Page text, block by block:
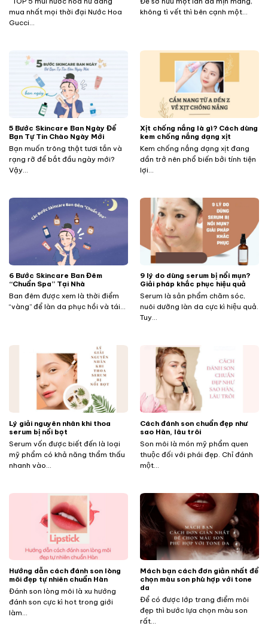
mua nhất mọi thời đại Nước Hoa
Gucci...
không tì vết thì bên cạnh một...
5 Bước Skincare Ban Ngày Để
Bạn Tự Tin Chào Ngày Mới
Bạn muốn trông thật tươi tắn và
rạng rỡ để bắt đầu ngày mới?
Vậy...
Xịt chống nắng là gì? Cách dùng
kem chống nắng dạng xịt
Kem chống nắng dạng xịt đang
dần trở nên phổ biến bởi tính tiện
lợi...
​​​​​​6 Bước Skincare Ban Đêm
“Chuẩn Spa” Tại Nhà
Ban đêm được xem là thời điểm
“vàng” để làn da phục hồi và tái...
9 lý do dùng serum bị nổi mụn?
Giải pháp khắc phục hiệu quả
Serum là sản phẩm chăm sóc,
nuôi dưỡng làn da cực kì hiệu quả.
Tuy...
Lý giải nguyên nhân khi thoa
serum bị nổi bọt
Serum vốn được biết đến là loại
mỹ phẩm có khả năng thẩm thấu
nhanh vào...
Cách đánh son chuẩn đẹp như
sao Hàn, lâu trôi
Son môi là món mỹ phẩm quen
thuộc đối với phái đẹp. Chỉ đánh
một...
Hướng dẫn cách đánh son lòng
môi đẹp tự nhiên chuẩn Hàn
Đánh son lòng môi là xu hướng
đánh son cực kì hot trong giới
làm...
Mách bạn cách đơn giản nhất để
chọn màu son phù hợp với tone
da
Để có được lớp trang điểm môi
đẹp thì bước lựa chọn màu son
rất...